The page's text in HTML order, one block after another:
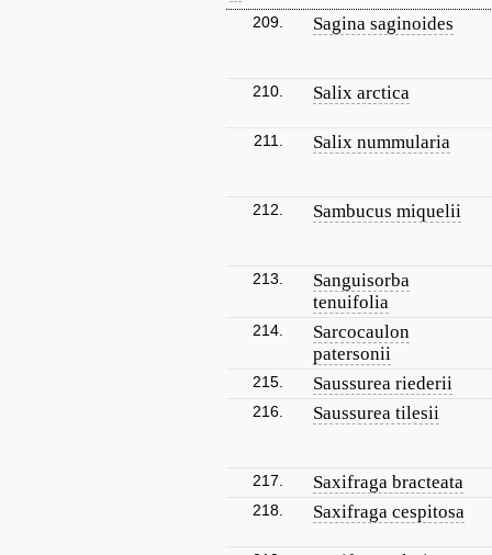
209. Sagina saginoides
210. Salix arctica
211. Salix nummularia
212. Sambucus miquelii
213.
Sanguisorba
tenuifolia
214.
Sarcocaulon
patersonii
215. Saussurea riederii
216. Saussurea tilesii
217. Saxifraga bracteata
218. Saxifraga cespitosa